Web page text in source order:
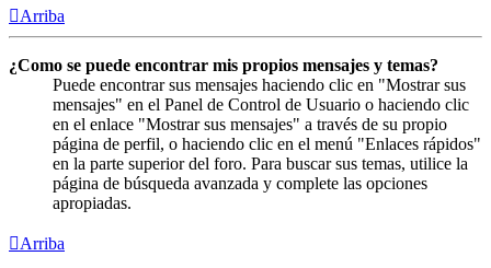
Arriba
¿Como se puede encontrar mis propios mensajes y temas?
Puede encontrar sus mensajes haciendo clic en "Mostrar sus
mensajes" en el Panel de Control de Usuario o haciendo clic
en el enlace "Mostrar sus mensajes" a través de su propio
página de perfil, o haciendo clic en el menú "Enlaces rápidos"
en la parte superior del foro. Para buscar sus temas, utilice la
página de búsqueda avanzada y complete las opciones
apropiadas.
Arriba